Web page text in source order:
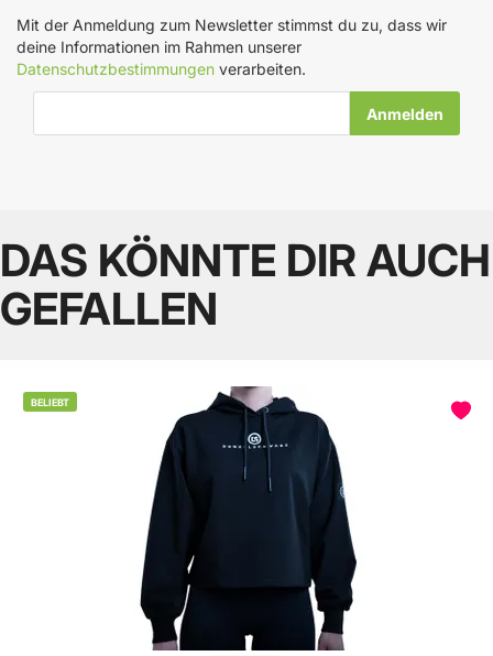
Mit der Anmeldung zum Newsletter stimmst du zu, dass wir
deine Informationen im Rahmen unserer
Datenschutzbestimmungen verarbeiten.
DAS KÖNNTE DIR AUCH
GEFALLEN
BELIEBT